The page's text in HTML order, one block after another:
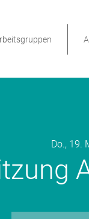
Do., 19.